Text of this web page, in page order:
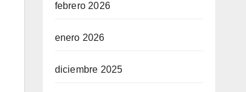
febrero 2026
enero 2026
diciembre 2025